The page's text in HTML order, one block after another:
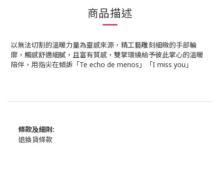
商品描述
以無法切割的溫暖力量為靈感來源，精工藝雕刻細緻的手部輪
廓，觸感舒適細膩，且富有質感，雙掌環繞給予彼此掌心的溫暖
陪伴，用指尖在傾訴「Te echo de menos」「I miss you」
條款及細則:
退換貨條款